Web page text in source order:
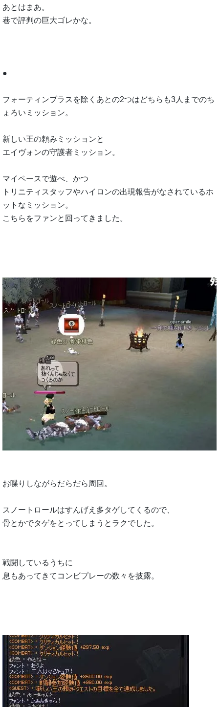
あとはまあ。
巷で評判の巨大ゴレかな。
●
フォーティンブラスを除くあとの2つはどちらも3人までのち
ょろいミッション。
新しい王の頼みミッションと
エイヴォンの守護者ミッション。
マイペースで遊べ、かつ
トリニティスタッフやハイロンの出現報告がなされているホ
ットなミッション。
こちらをファンと回ってきました。
お喋りしながらだらだら周回。
スノートロールはすんげえ多タゲしてくるので、
骨とかでタゲをとってしまうとラクでした。
戦闘しているうちに
息もあってきてコンビプレーの数々を披露。